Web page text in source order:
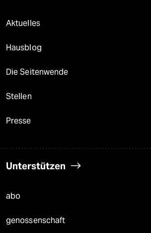
Aktuelles
Hausblog
Die Seitenwende
Stellen
Presse
Unterstützen
abo
genossenschaft